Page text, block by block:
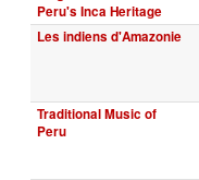
Peru's Inca Heritage
Les indiens d'Amazonie
Traditional Music of
Peru